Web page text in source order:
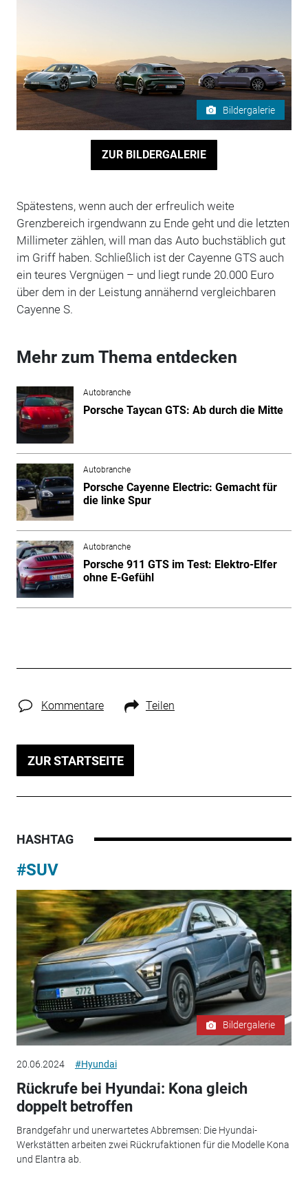
Bildergalerie
ZUR BILDERGALERIE
Spätestens, wenn auch der erfreulich weite
Grenzbereich irgendwann zu Ende geht und die letzten
Millimeter zählen, will man das Auto buchstäblich gut
im Griff haben. Schließlich ist der Cayenne GTS auch
ein teures Vergnügen – und liegt runde 20.000 Euro
über dem in der Leistung annähernd vergleichbaren
Cayenne S.
Mehr zum Thema entdecken
Autobranche
Porsche Taycan GTS: Ab durch die Mitte
Autobranche
Porsche Cayenne Electric: Gemacht für
die linke Spur
Autobranche
Porsche 911 GTS im Test: Elektro-Elfer
ohne E-Gefühl
Kommentare Teilen
ZUR STARTSEITE
HASHTAG
#SUV
Bildergalerie
20.06.2024 #Hyundai
Rückrufe bei Hyundai: Kona gleich
doppelt betroffen
Brandgefahr und unerwartetes Abbremsen: Die Hyundai-
Werkstätten arbeiten zwei Rückrufaktionen für die Modelle Kona
und Elantra ab.